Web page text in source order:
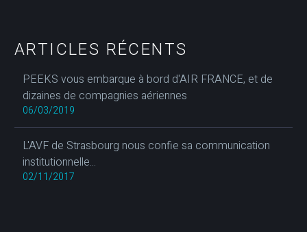
ARTICLES RÉCENTS
PEEKS vous embarque à bord d'AIR FRANCE, et de
dizaines de compagnies aériennes
06/03/2019
L'AVF de Strasbourg nous confie sa communication
institutionnelle...
02/11/2017